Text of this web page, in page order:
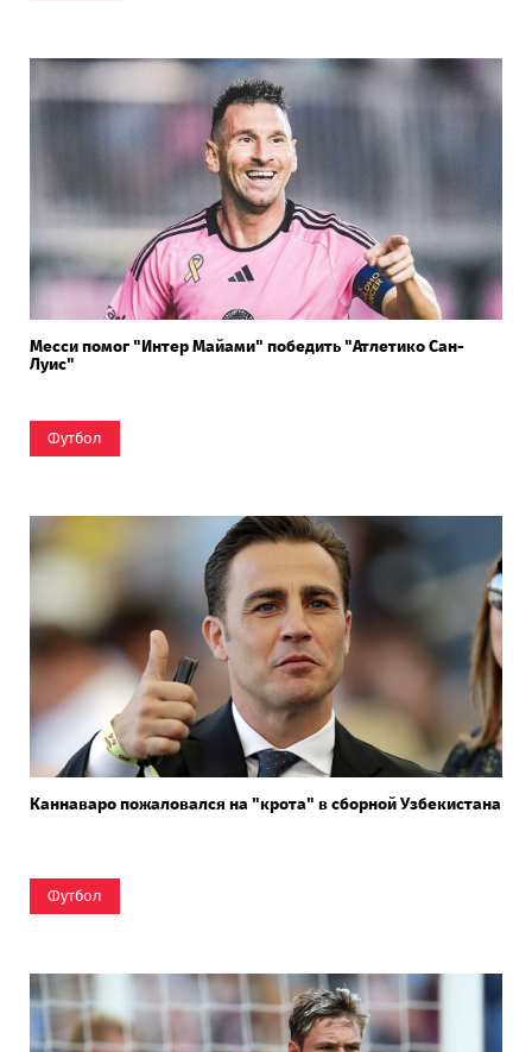
Месси помог "Интер Майами" победить "Атлетико Сан-
Луис"
Футбол
Каннаваро пожаловался на "крота" в сборной Узбекистана
Футбол